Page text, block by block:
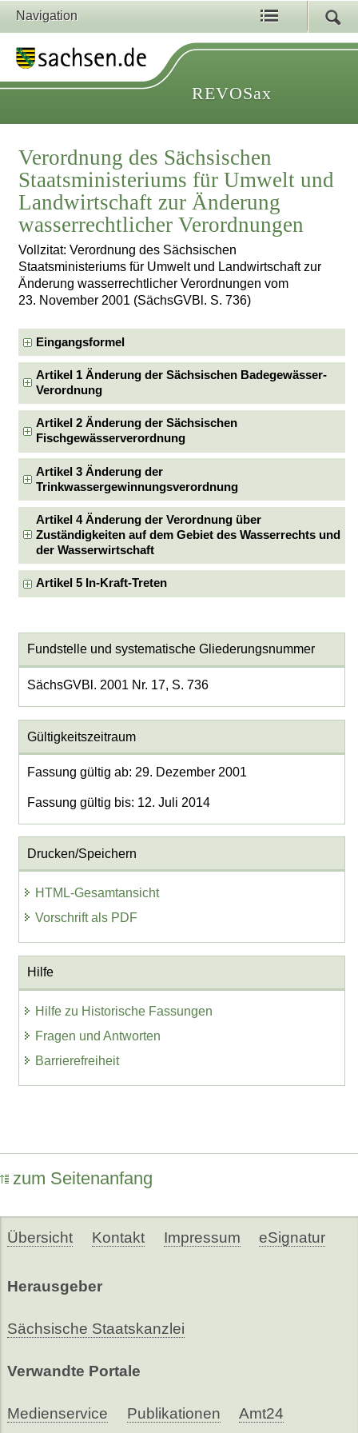
Navigation
REVOSax
Verordnung des Sächsischen
Staatsministeriums für Umwelt und
Landwirtschaft zur Änderung
wasserrechtlicher Verordnungen
Vollzitat: Verordnung des Sächsischen
Staatsministeriums für Umwelt und Landwirtschaft zur
Änderung wasserrechtlicher Verordnungen vom
23. November 2001 (SächsGVBl. S. 736)
Eingangsformel
Artikel 1 Änderung der Sächsischen Badegewässer-
Verordnung
Artikel 2 Änderung der Sächsischen
Fischgewässerverordnung
Artikel 3 Änderung der
Trinkwassergewinnungsverordnung
Artikel 4 Änderung der Verordnung über
Zuständigkeiten auf dem Gebiet des Wasserrechts und
der Wasserwirtschaft
Artikel 5 In-Kraft-Treten
Fundstelle und systematische Gliederungsnummer
SächsGVBl. 2001 Nr. 17, S. 736
Gültigkeitszeitraum
Fassung gültig ab: 29. Dezember 2001
Fassung gültig bis: 12. Juli 2014
Drucken/Speichern
HTML-Gesamtansicht
Vorschrift als PDF
Hilfe
Hilfe zu Historische Fassungen
Fragen und Antworten
Barrierefreiheit
zum Seitenanfang
Übersicht Kontakt Impressum eSignatur
Herausgeber
Sächsische Staatskanzlei
Verwandte Portale
Medienservice Publikationen Amt24